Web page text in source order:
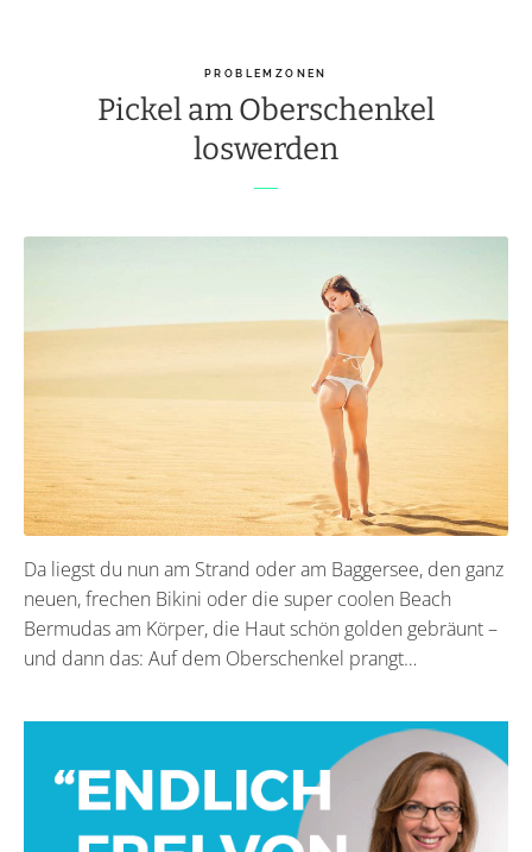
PROBLEMZONEN
Pickel am Oberschenkel
loswerden
Da liegst du nun am Strand oder am Baggersee, den ganz
neuen, frechen Bikini oder die super coolen Beach
Bermudas am Körper, die Haut schön golden gebräunt –
und dann das: Auf dem Oberschenkel prangt…